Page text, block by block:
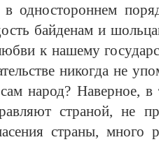
одностороннем
байденам и
к нашему
никогда не
народ? Наверное, в
страной, не
страны,